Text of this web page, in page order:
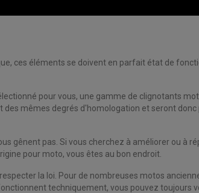
ces éléments se doivent en parfait état de
pour vous, une gamme de clignotants
mêmes degrés d'homologation et seront
gênent pas. Si vous cherchez à améliorer ou à
pour moto, vous êtes au bon endroit.
la loi. Pour de nombreuses motos
techniquement, vous pouvez toujours